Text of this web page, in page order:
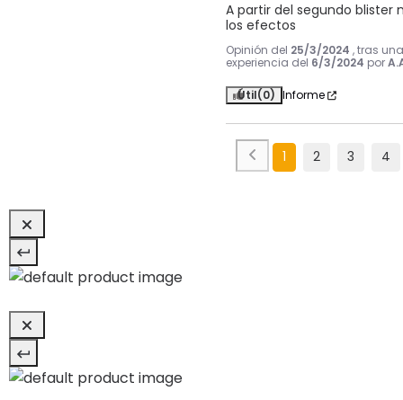
A partir del segundo blister
los efectos
Opinión del 25/3/2024 , tras una
experiencia del 6/3/2024 por
Útil(0) Informe
1 2 3 4